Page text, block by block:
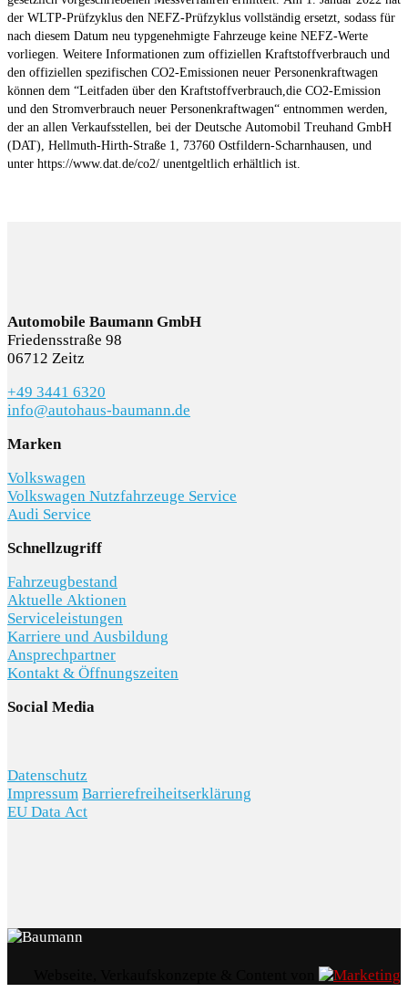
der WLTP-Prüfzyklus den NEFZ-Prüfzyklus vollständig ersetzt, sodass für
nach diesem Datum neu typgenehmigte Fahrzeuge keine NEFZ-Werte
vorliegen. Weitere Informationen zum offiziellen Kraftstoffverbrauch und
den offiziellen spezifischen CO2-Emissionen neuer Personenkraftwagen
können dem “Leitfaden über den Kraftstoffverbrauch,die CO2-Emission
und den Stromverbrauch neuer Personenkraftwagen“ entnommen werden,
der an allen Verkaufsstellen, bei der Deutsche Automobil Treuhand GmbH
(DAT), Hellmuth-Hirth-Straße 1, 73760 Ostfildern-Scharnhausen, und
unter https://www.dat.de/co2/ unentgeltlich erhältlich ist.
Automobile Baumann GmbH
Friedensstraße 98
06712 Zeitz
+49 3441 6320
info@autohaus-baumann.de
Marken
Volkswagen
Volkswagen Nutzfahrzeuge Service
Audi Service
Schnellzugriff
Fahrzeugbestand
Aktuelle Aktionen
Serviceleistungen
Karriere und Ausbildung
Ansprechpartner
Kontakt & Öffnungszeiten
Social Media
Datenschutz
Impressum Barrierefreiheitserklärung
EU Data Act